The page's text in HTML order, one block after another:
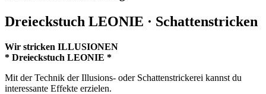
Dreieckstuch LEONIE · Schattenstricken
Wir stricken ILLUSIONEN
* Dreieckstuch LEONIE *
Mit der Technik der Illusions- oder Schattenstrickerei kannst du
interessante Effekte erzielen.